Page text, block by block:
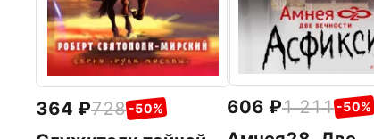
364 728 -50% 606 1 211 -50%